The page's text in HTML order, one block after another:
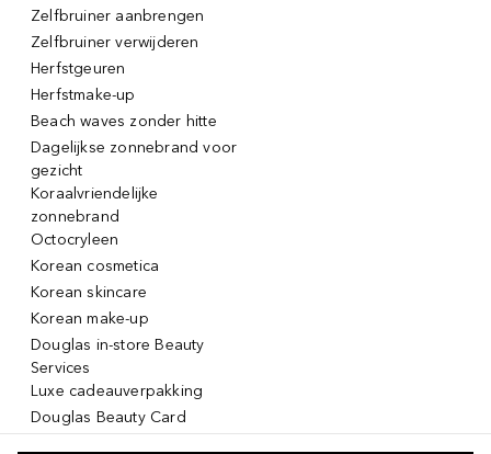
Zelfbruiner aanbrengen
Zelfbruiner verwijderen
Herfstgeuren
Herfstmake-up
Beach waves zonder hitte
Dagelijkse zonnebrand voor
gezicht
Koraalvriendelijke
zonnebrand
Octocryleen
Korean cosmetica
Korean skincare
Korean make-up
Douglas in-store Beauty
Services
Luxe cadeauverpakking
Douglas Beauty Card